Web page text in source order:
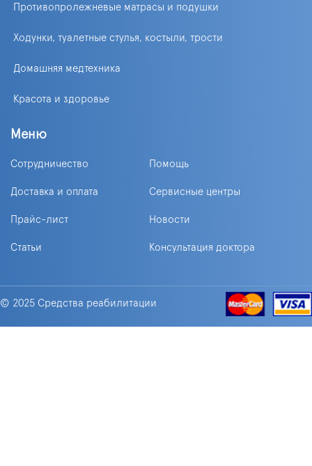
Противопролежневые матрасы и подушки
Ходунки, туалетные стулья, костыли, трости
Домашняя медтехника
Красота и здоровье
Меню
Сотрудничество Помощь
Доставка и оплата Сервисные центры
Прайс-лист Новости
Статьи Консультация доктора
© 2025 Средства реабилитации